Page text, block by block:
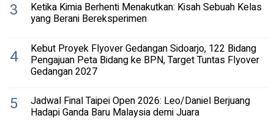
3 Ketika Kimia Berhenti Menakutkan: Kisah Sebuah Kelas
yang Berani Bereksperimen
4 Kebut Proyek Flyover Gedangan Sidoarjo, 122 Bidang
Pengajuan Peta Bidang ke BPN, Target Tuntas Flyover
Gedangan 2027
5 Jadwal Final Taipei Open 2026: Leo/Daniel Berjuang
Hadapi Ganda Baru Malaysia demi Juara